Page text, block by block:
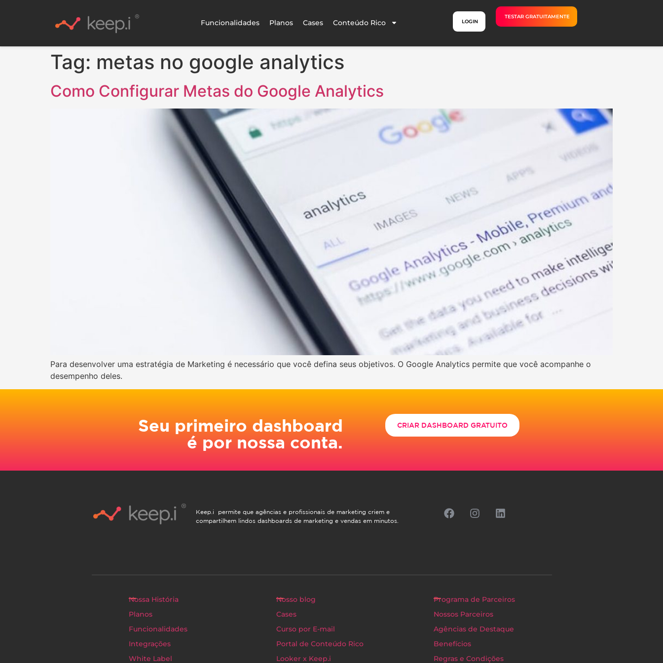
Funcionalidades Planos Cases Conteúdo Rico LOGIN
TESTAR GRATUITAMENTE
Tag: metas no google analytics
Como Configurar Metas do Google Analytics
Para desenvolver uma estratégia de Marketing é necessário que você defina seus objetivos. O Google Analytics permite que você acompanhe o
desempenho deles.
Seu primeiro dashboard
é por nossa conta.
CRIAR DASHBOARD GRATUITO
Keep.i permite que agências e profissionais de marketing criem e
compartilhem lindos dashboards de marketing e vendas em minutos.
Nossa História
Planos
Funcionalidades
Integrações
White Label
Nosso blog
Cases
Curso por E-mail
Portal de Conteúdo Rico
Looker x Keep.i
Programa de Parceiros
Nossos Parceiros
Agências de Destaque
Benefícios
Regras e Condições